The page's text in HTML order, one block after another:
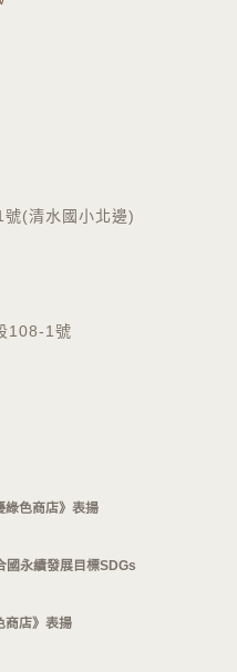
(清水國小北邊)
108-1號
綠色商店》表揚
國永續發展目標SDGs
商店》表揚